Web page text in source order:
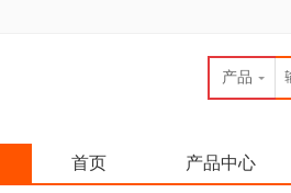
产品
首页 产品中心